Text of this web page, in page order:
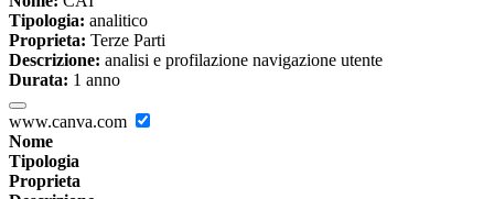
Tipologia: analitico
Proprieta: Terze Parti
Descrizione: analisi e profilazione navigazione utente
Durata: 1 anno
www.canva.com
Nome
Tipologia
Proprieta